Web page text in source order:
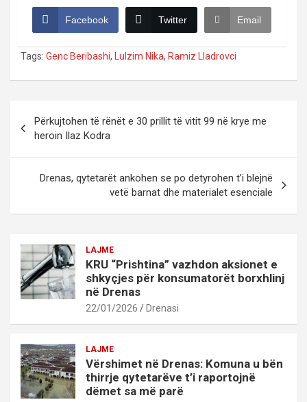
Facebook Twitter Email
Tags: Genc Beribashi, Lulzim Nika, Ramiz Lladrovci
navigation
Përkujtohen të rënët e 30 prillit të vitit 99 në krye me
heroin Ilaz Kodra
Drenas, qytetarët ankohen se po detyrohen t’i blejnë
vetë barnat dhe materialet esenciale
LAJME
KRU “Prishtina” vazhdon aksionet e
shkyçjes për konsumatorët borxhlinj
në Drenas
22/01/2026 Drenasi
LAJME
Vërshimet në Drenas: Komuna u bën
thirrje qytetarëve t’i raportojnë
dëmet sa më parë